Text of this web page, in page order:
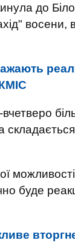
до
восени,